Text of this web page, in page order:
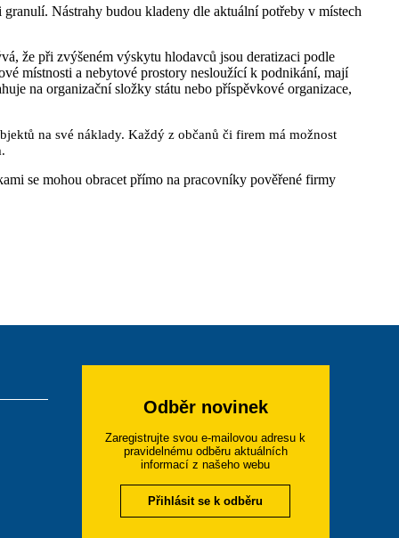
Nástrahy budou kladeny dle aktuální potřeby v místech
že při zvýšeném výskytu hlodavců jsou deratizaci podle
místnosti a nebytové prostory nesloužící k podnikání, mají
na organizační složky státu nebo příspěvkové organizace,
na své náklady. Každý z občanů či firem má možnost
se mohou obracet přímo na pracovníky pověřené firmy
Odběr novinek
Zaregistrujte svou e-mailovou adresu k
pravidelnému odběru aktuálních
informací z našeho webu
Přihlásit se k odběru